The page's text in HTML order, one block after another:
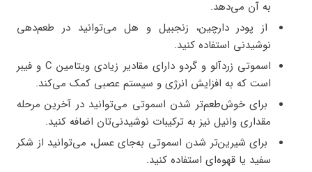
به آن می‌دهد.
از پودر دارچین، زنجبیل و هل می‌توانید در طعم‌دهی
نوشیدنی استفاده کنید.
اسموتی زردآلو و گردو دارای مقادیر زیادی ویتامین C و فيبر
است كه به افزايش انرژي و سیستم عصبی كمك مي‌کند.
برای خوش‌طعم‌تر شدن اسموتی می‌توانید در آخرین مرحله
مقداری وانیل نیز به ترکیبات نوشیدنی‌تان اضافه کنید.
برای شیرین‌تر شدن اسموتی به‌جای عسل، می‌توانید از شکر
سفید یا قهوه‌ای استفاده کنید.